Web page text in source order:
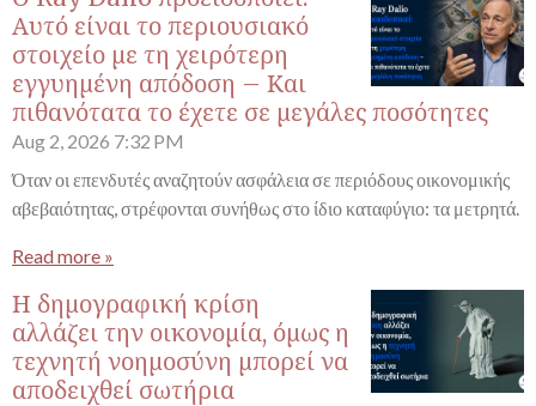
Αυτό είναι το περιουσιακό
στοιχείο με τη χειρότερη
εγγυημένη απόδοση – Και
πιθανότατα το έχετε σε μεγάλες ποσότητες
Aug 2, 2026 7:32 PM
Όταν οι επενδυτές αναζητούν ασφάλεια σε περιόδους οικονομικής
αβεβαιότητας, στρέφονται συνήθως στο ίδιο καταφύγιο: τα μετρητά.
Read more »
Η δημογραφική κρίση
αλλάζει την οικονομία, όμως η
τεχνητή νοημοσύνη μπορεί να
αποδειχθεί σωτήρια